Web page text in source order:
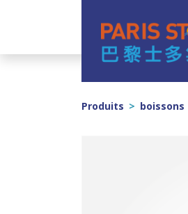
Navigation
Produits > boissons